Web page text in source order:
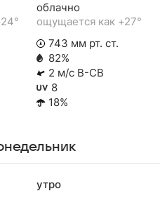
облачно
ощущается как +27°
743 мм рт. ст.
82%
2 м/с В-СВ
8
18%
утро